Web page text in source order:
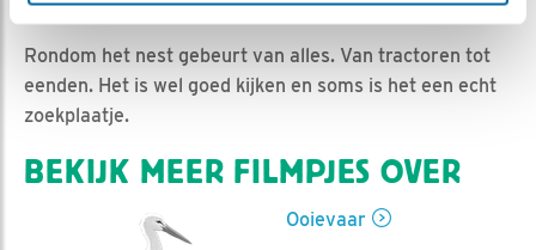
Vind ik leuk| Bewaar dit filmpje|
408x
Rondom het nest gebeurt van alles. Van tractoren tot
eenden. Het is wel goed kijken en soms is het een echt
zoekplaatje.
BEKIJK MEER FILMPJES OVER
Ooievaar